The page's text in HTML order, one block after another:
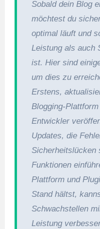
Sobald dein Blog
möchtest du
optimal läuft und
Leistung als auch
ist. Hier sind
um dies zu
Erstens,
Blogging-
Entwickler
Updates, die
Sicherheitslücken
Funktionen
Plattform und
Stand hältst,
Schwachstellen
Leistung